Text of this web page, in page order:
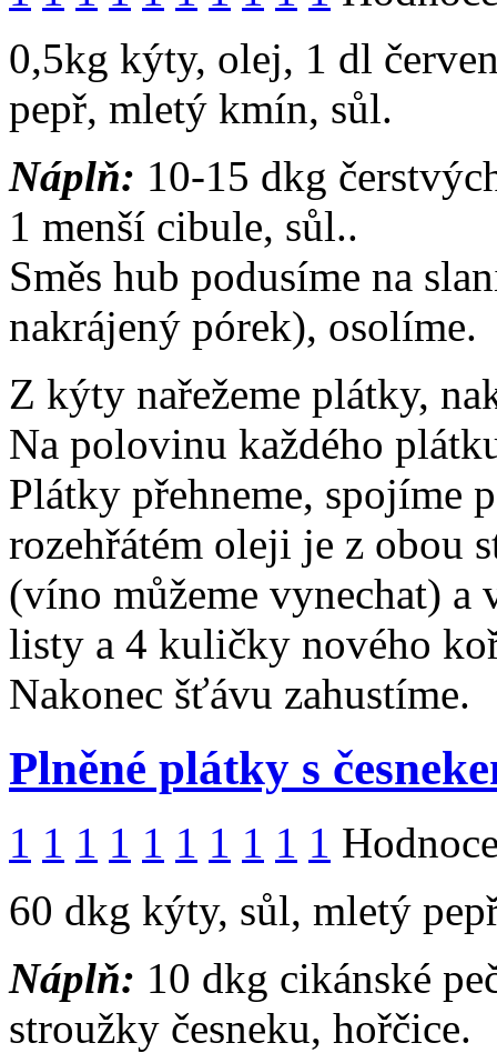
0,5kg kýty, olej, 1 dl
pepř, mletý kmín, sůl.
Náplň: 10-15 dkg
1 menší cibule, sůl..
Směs hub podusíme na
nakrájený pórek), osolíme.
Z kýty nařežeme plátky,
Na polovinu každého
Plátky přehneme, spojíme
rozehřátém oleji je z obou
(víno můžeme vynechat) a
listy a 4 kuličky nového
Nakonec šťávu zahustíme.
Plněné plátky s
1 1 1 1 1 1 1 1 1 1
60 dkg kýty, sůl, mletý
Náplň: 10 dkg cikánské
stroužky česneku, hořčice.